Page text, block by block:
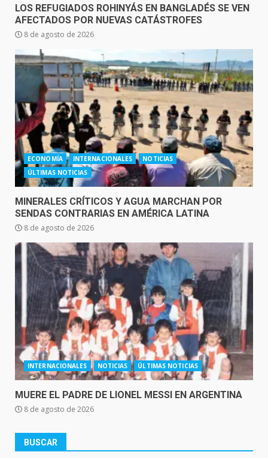
LOS REFUGIADOS ROHINYÁS EN BANGLADÉS SE VEN
AFECTADOS POR NUEVAS CATÁSTROFES
8 de agosto de 2026
ECONOMÍA INTERNACIONALES
NOTICIAS
ÚLTIMAS NOTICIAS
MINERALES CRÍTICOS Y AGUA MARCHAN POR
SENDAS CONTRARIAS EN AMÉRICA LATINA
8 de agosto de 2026
INTERNACIONALES NOTICIAS ÚLTIMAS NOTICIAS
MUERE EL PADRE DE LIONEL MESSI EN ARGENTINA
8 de agosto de 2026
BUSCAR